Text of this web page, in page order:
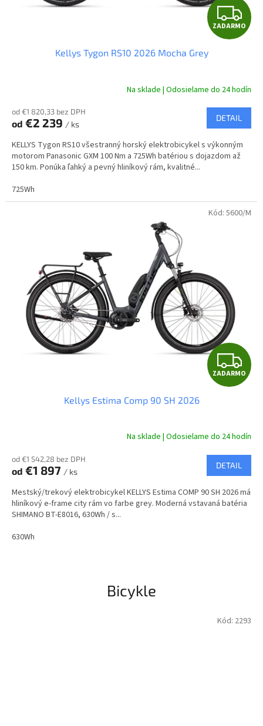
Z
A
A
R
M
ZADARMO
Kellys Tygon RS10 2026 Mocha Grey
Na sklade | Odosielame do 24 hodín
od €1 820,33 bez DPH
od €2 239 / ks
DETAIL
KELLYS Tygon RS10 všestranný horský elektrobicykel s výkonným
motorom Panasonic GXM 100 Nm a 725Wh batériou s dojazdom až
150 km. Ponúka ľahký a pevný hliníkový rám, kvalitné...
725Wh
Z
A
A
R
M
O
ZADARMO
Kellys Estima Comp 90 SH 2026
Na sklade | Odosielame do 24 hodín
od €1 542,28 bez DPH
od €1 897 / ks
DETAIL
Mestský/trekový elektrobicykel KELLYS Estima COMP 90 SH 2026 má
hliníkový e-frame city rám vo farbe grey. Moderná vstavaná batéria
SHIMANO BT-E8016, 630Wh / s...
630Wh
Kód: 5600/M
Bicykle
Kód: 2293